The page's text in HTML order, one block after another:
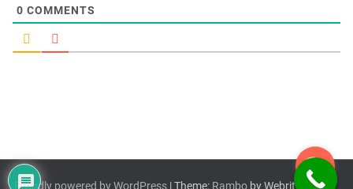
0 COMMENTS
Proudly powered by WordPress | Theme: Rambo by Webriti